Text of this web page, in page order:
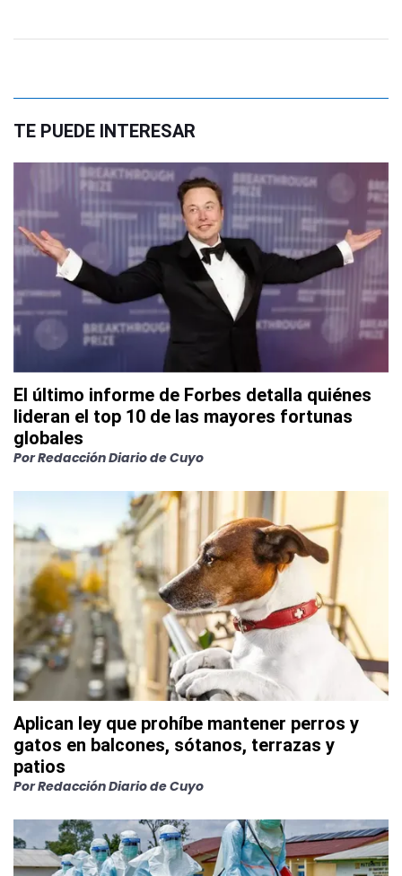
TE PUEDE INTERESAR
El último informe de Forbes detalla quiénes
lideran el top 10 de las mayores fortunas
globales
PorRedacción Diario de Cuyo
Aplican ley que prohíbe mantener perros y
gatos en balcones, sótanos, terrazas y
patios
PorRedacción Diario de Cuyo